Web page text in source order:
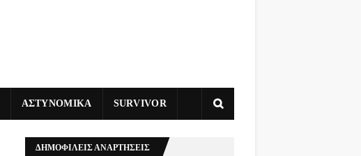
ΑΣΤΥΝΟΜΙΚΑ SURVIVOR
ΔΗΜΟΦΙΛΕΙΣ ΑΝΑΡΤΗΣΕΙΣ